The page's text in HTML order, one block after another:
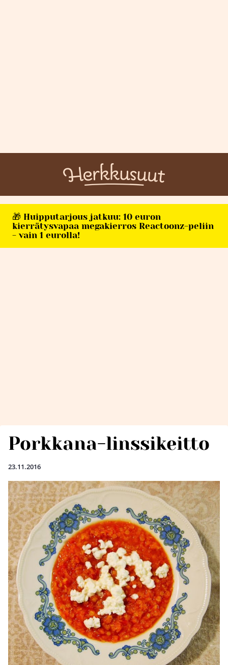
🎁 Huipputarjous jatkuu: 10 euron
kierrätysvapaa megakierros Reactoonz-peliin
- vain 1 eurolla!
Porkkana-linssikeitto
23.11.2016